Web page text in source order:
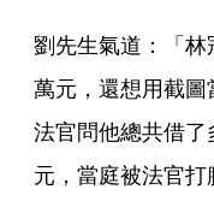
劉先生氣道：「
萬元，還想用截
法官問他總共借
元，當庭被法官打